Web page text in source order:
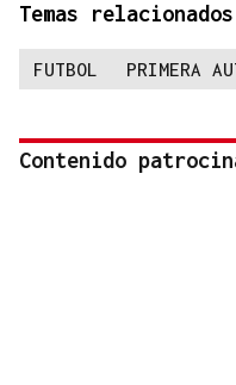
Temas relacionados
FUTBOL PRIMERA
Contenido